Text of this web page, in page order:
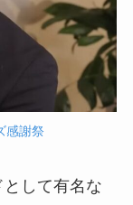
感謝祭
して有名な